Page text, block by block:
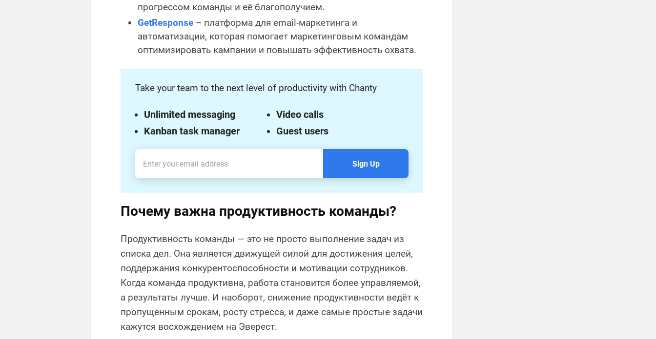
прогрессом команды и её благополучием.
GetResponse – платформа для email-маркетинга и
автоматизации, которая помогает маркетинговым командам
оптимизировать кампании и повышать эффективность охвата.
Take your team to the next level of productivity with Chanty
Unlimited messaging
Video calls
Kanban task manager
Guest users
Sign Up
Почему важна продуктивность команды?
Продуктивность команды — это не просто выполнение задач из
списка дел. Она является движущей силой для достижения целей,
поддержания конкурентоспособности и мотивации сотрудников.
Когда команда продуктивна, работа становится более управляемой,
а результаты лучше. И наоборот, снижение продуктивности ведёт к
пропущенным срокам, росту стресса, и даже самые простые задачи
кажутся восхождением на Эверест.